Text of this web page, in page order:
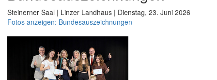
Steinerner Saal | Linzer Landhaus | Dienstag, 23. Juni 2026
Fotos anzeigen: Bundesauszeichnungen